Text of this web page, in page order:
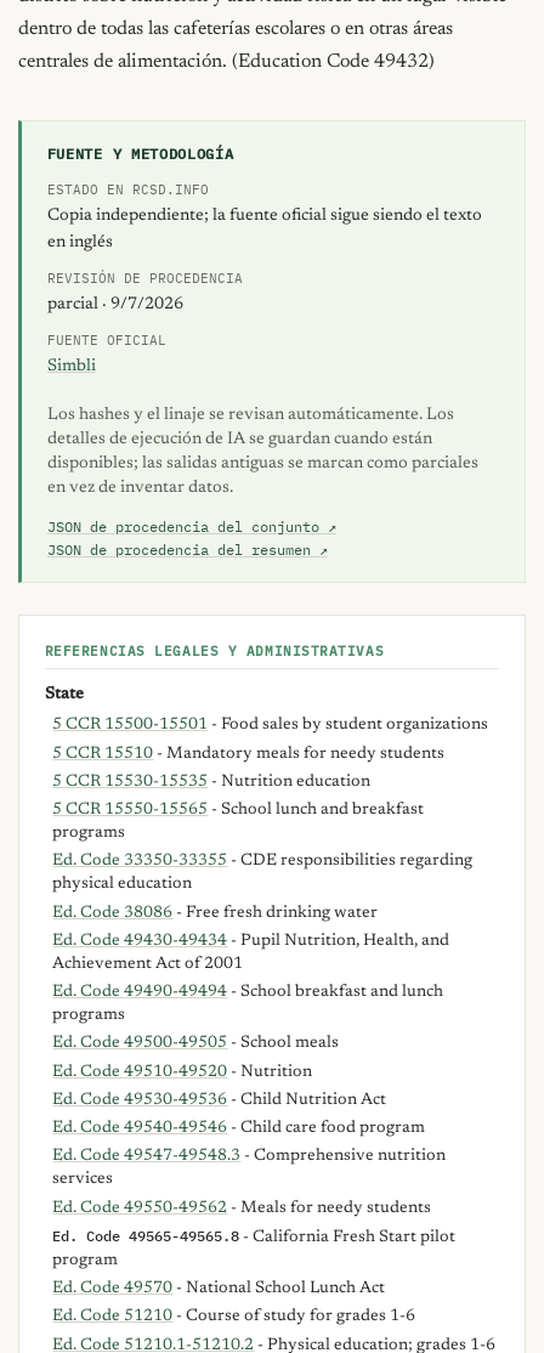
FUENTE Y METODOLOGÍA
ESTADO EN RCSD.INFO
Copia independiente; la fuente oficial sigue siendo el texto
en inglés
REVISIÓN DE PROCEDENCIA
parcial · 9/7/2026
FUENTE OFICIAL
Simbli
Los hashes y el linaje se revisan automáticamente. Los
detalles de ejecución de IA se guardan cuando están
disponibles; las salidas antiguas se marcan como parciales
en vez de inventar datos.
JSON de procedencia del conjunto ↗
JSON de procedencia del resumen ↗
REFERENCIAS LEGALES Y ADMINISTRATIVAS
State
5 CCR 15500-15501 - Food sales by student organizations
5 CCR 15510 - Mandatory meals for needy students
5 CCR 15530-15535 - Nutrition education
5 CCR 15550-15565 - School lunch and breakfast
programs
Ed. Code 33350-33355 - CDE responsibilities regarding
physical education
Ed. Code 38086 - Free fresh drinking water
Ed. Code 49430-49434 - Pupil Nutrition, Health, and
Achievement Act of 2001
Ed. Code 49490-49494 - School breakfast and lunch
programs
Ed. Code 49500-49505 - School meals
Ed. Code 49510-49520 - Nutrition
Ed. Code 49530-49536 - Child Nutrition Act
Ed. Code 49540-49546 - Child care food program
Ed. Code 49547-49548.3 - Comprehensive nutrition
services
Ed. Code 49550-49562 - Meals for needy students
Ed. Code 49565-49565.8 - California Fresh Start pilot
program
Ed. Code 49570 - National School Lunch Act
Ed. Code 51210 - Course of study for grades 1-6
Ed. Code 51210.1-51210.2 - Physical education; grades 1-6